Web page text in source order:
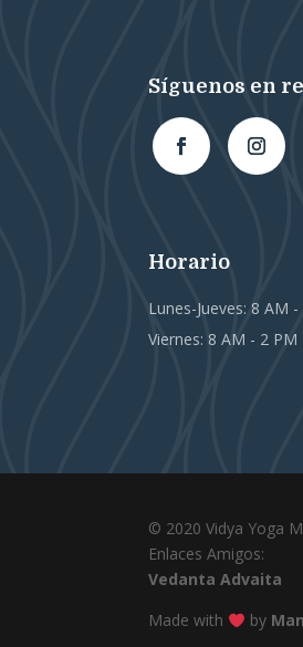
Síguenos en
Horario
Lunes-Jueves: 8 AM
Viernes: 8 AM - 2 PM
© 2020 Vidya Yoga
Enlaces Amigos:
Vedanta Advaita
Made with
by